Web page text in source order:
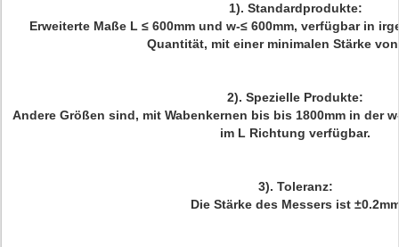
1). Standardprodukte:
Erweiterte Maße L ≤ 600mm und w-≤ 600mm, verfügbar in
Quantität, mit einer minimalen Stärke von
2). Spezielle Produkte:
Andere Größen sind, mit Wabenkernen bis bis 1800mm in der
im L Richtung verfügbar.
3). Toleranz:
Die Stärke des Messers ist